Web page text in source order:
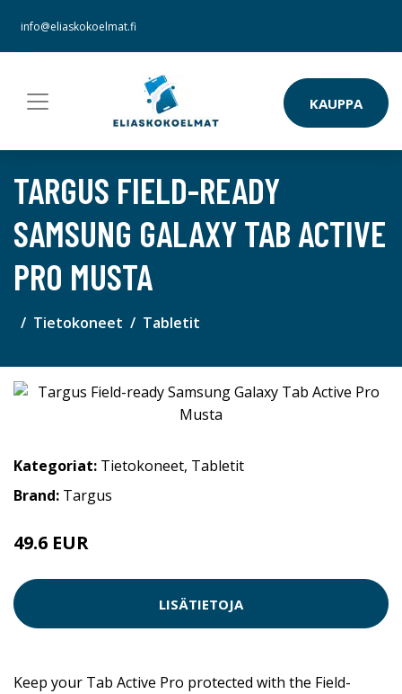
info@eliaskokoelmat.fi
KAUPPA
TARGUS FIELD-READY
SAMSUNG GALAXY TAB ACTIVE
PRO MUSTA
Tietokoneet Tabletit
Kategoriat: Tietokoneet, Tabletit
Brand: Targus
49.6 EUR
LISÄTIETOJA
Keep your Tab Active Pro protected with the Field-